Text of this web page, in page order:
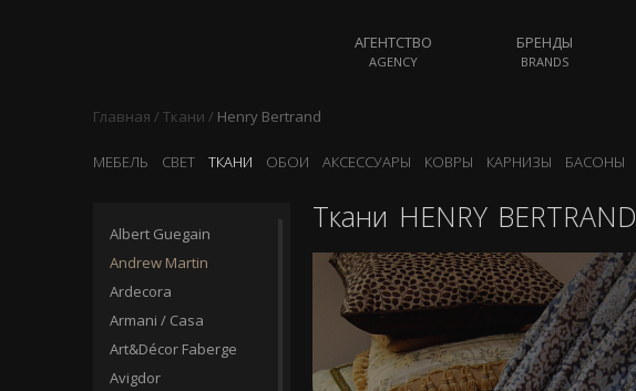
АГЕНТСТВО
AGENCY
БРЕНДЫ
BRANDS
Главная / Ткани / Henry Bertrand
МЕБЕЛЬ СВЕТ ТКАНИ ОБОИ АКСЕССУАРЫ КОВРЫ КАРНИЗЫ БАСОНЫ
Albert Guegain
Andrew Martin
Ardecora
Armani / Casa
Art&Décor Faberge
Avigdor
Ткани HENRY BERTRAND